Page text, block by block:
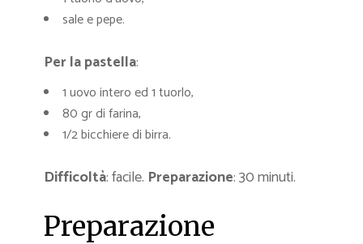
sale e pepe.
Per la pastella:
1 uovo intero ed 1 tuorlo,
80 gr di farina,
1/2 bicchiere di birra.
Difficoltà: facile. Preparazione: 30 minuti.
Preparazione